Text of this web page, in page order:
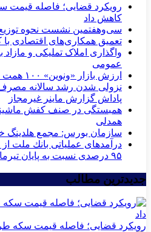
رویکرد قضایی؛ فاصله قیمت
کاهش داد
سی‌و‌هفتمین نشست نحوه توزیع
تعمیق همکاری‌های اقتصادی
واگذاری املاک تملیکی و
عمومی
ارزش بازار «ونوین» ۱۰۰ همت شد
نزولی شدن رشد سالانه
پاداش گزارش ماینر غیرمجاز
همبستگی در صنف کفش
همدلی
سازمان بورس: مجمع هلدینگ
۹۵ درصدی نسبت به پایان تیرماه ۱۴۰۴
جدیدترین مطالب
رویکرد قضایی؛ فاصله قیمت سکه